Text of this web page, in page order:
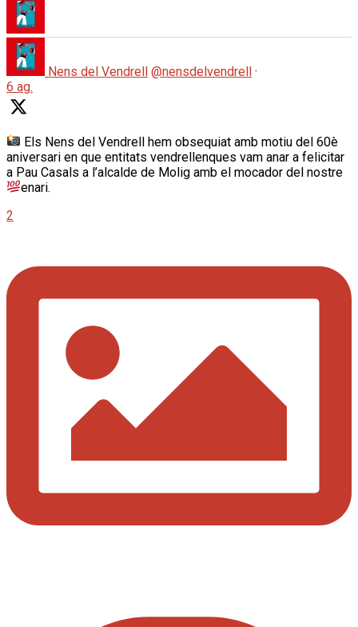
Nens del Vendrell @nensdelvendrell ·
6 ag.
Els Nens del Vendrell hem obsequiat amb motiu del 60è
aniversari en que entitats vendrellenques vam anar a felicitar
a Pau Casals a l’alcalde de Molig amb el mocador del nostre
enari.
2